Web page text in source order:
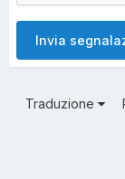
Invia
Traduzione